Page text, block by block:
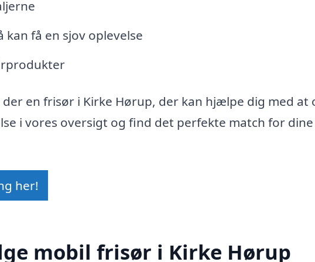
få en sjov oplevelse
en frisør i Kirke Hørup, der kan hjælpe dig med at
i vores oversigt og find det perfekte match for dine
her!
mobil frisør i Kirke Hørup